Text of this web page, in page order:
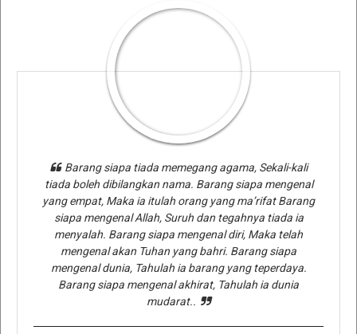
Barang siapa tiada memegang agama, Sekali-kali
tiada boleh dibilangkan nama. Barang siapa mengenal
yang empat, Maka ia itulah orang yang ma’rifat Barang
siapa mengenal Allah, Suruh dan tegahnya tiada ia
menyalah. Barang siapa mengenal diri, Maka telah
mengenal akan Tuhan yang bahri. Barang siapa
mengenal dunia, Tahulah ia barang yang teperdaya.
Barang siapa mengenal akhirat, Tahulah ia dunia
mudarat..